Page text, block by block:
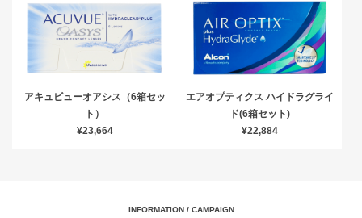
アキュビューオアシス（6箱セッ
ト）
¥23,664
エアオプティクス ハイドラグライ
ド(6箱セット)
¥22,884
INFORMATION / CAMPAIGN